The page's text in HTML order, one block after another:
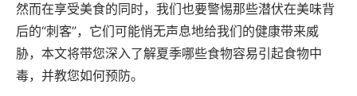
然而在享受美食的同时，我们也要警惕那些潜伏在美味背
后的“刺客”，它们可能悄无声息地给我们的健康带来威
胁，本文将带您深入了解夏季哪些食物容易引起食物中
毒，并教您如何预防。